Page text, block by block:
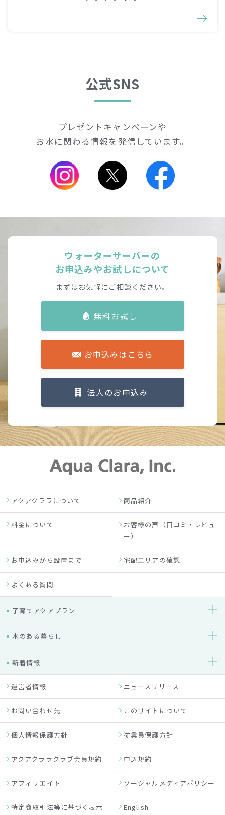
公式SNS
プレゼントキャンペーンや
お水に関わる情報を発信しています。
ウォーターサーバーの
お申込みやお試しについて
まずはお気軽にご相談ください。
無料お試し
お申込みはこちら
法人のお申込み
アクアクララについて 商品紹介
料金について
お客様の声（口コミ・レビュ
ー）
お申込みから設置まで 宅配エリアの確認
よくある質問
子育てアクアプラン
水のある暮らし
新着情報
運営者情報 ニュースリリース
お問い合わせ先 このサイトについて
個人情報保護方針 従業員保護方針
アクアクララクラブ会員規約 申込規約
アフィリエイト ソーシャルメディアポリシー
特定商取引法等に基づく表示 English